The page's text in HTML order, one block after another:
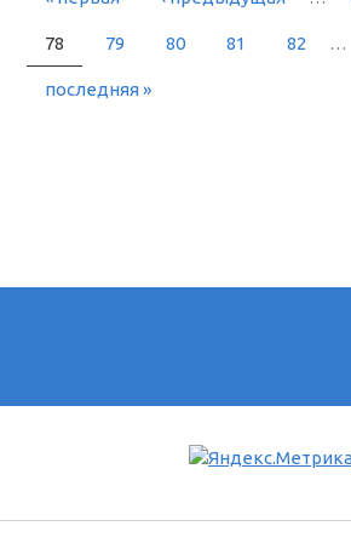
78 79 80 81 82 …
последняя »